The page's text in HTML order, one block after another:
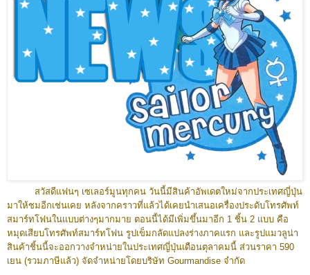
สวัสดีแฟนๆ เซเลอร์มูนทุกคน วันนี้มีสินค้าอัพเดตใหม่จากประเทศญี่ปุ่น
มาให้ชมอีกเช่นเคย หลังจากคราวที่แล้วได้เคยนำเสนอเครื่องประดับโทรศัพท์
สมาร์ทโฟนในแบบต่างๆมากมาย ตอนนี้ได้มีเพิ่มขึ้นมาอีก 1 ชิ้น 2 แบบ คือ
หมุดเสียบโทรศัพท์สมาร์ทโฟน รูปเข็มกลัดแปลงร่างภาคแรก และรูปแมวลูน่า
สินค้าชิ้นนี้จะออกวางจำหน่ายในประเทศญี่ปุ่นเดือนตุลาคมนี้ ส่วนราคา 590
เยน (รวมภาษีแล้ว) จัดจำหน่ายโดยบริษัท Gourmandise จำกัด